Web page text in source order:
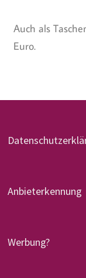
Auch als
Euro.
Anbieterkennung
Werbung?